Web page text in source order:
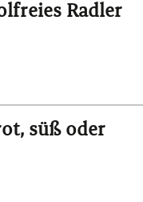
Radler
süß oder